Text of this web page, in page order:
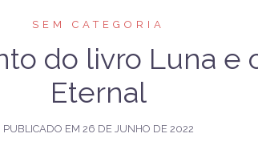
SEM CATEGORIA
do livro Luna e
Eternal
PUBLICADO EM 26 DE JUNHO DE 2022